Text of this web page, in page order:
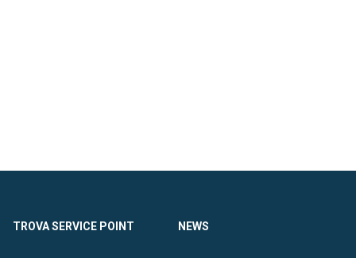
TROVA SERVICE POINT NEWS